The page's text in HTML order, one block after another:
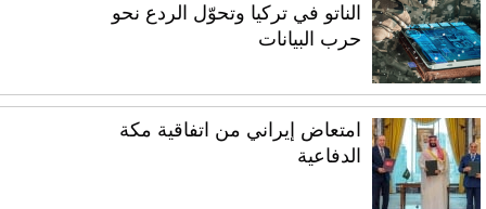
الناتو في تركيا وتحوّل الردع نحو
حرب البيانات
امتعاض إيراني من اتفاقية مكة
الدفاعية